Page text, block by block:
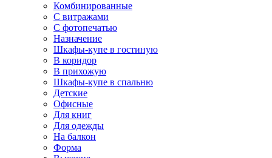
Комбинированные
С витражами
С фотопечатью
Назначение
Шкафы-купе в гостиную
В коридор
В прихожую
Шкафы-купе в спальню
Детские
Офисные
Для книг
Для одежды
На балкон
Форма